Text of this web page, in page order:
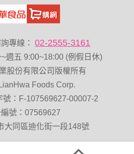
牌 蔓越莓 無加糖
能量 Costco 萬歲牌堅果 玉米
專用海苔 中秋禮盒
核桃 堅果禮盒 三角飯
專線： 02-2555-3161
週五 9:00~18:00 (例假日休)
股份有限公司版權所有
Foods Corp.
號：F-107569627-00007-2
號：07569627
大同區迪化街一段148號